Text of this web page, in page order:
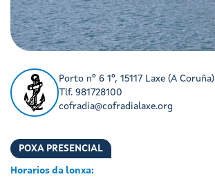
Porto nº 6 1º, 15117 Laxe (A Coruña)
Tlf. 981728100
cofradia@cofradialaxe.org
POXA PRESENCIAL
Horarios da lonxa: